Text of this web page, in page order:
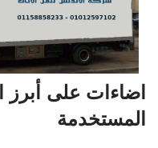
اضاءات على أبرز
المستخدمة